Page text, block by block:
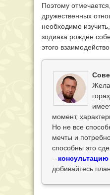
Поэтому
дружественных
необходимо
зодиака рожден
этого
момент,
Но не все
мечты и
способны это
– консультацию
добивайтесь